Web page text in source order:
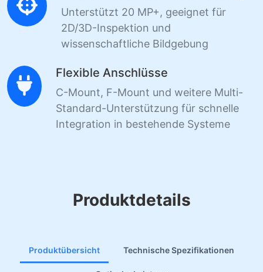
Unterstützt 20 MP+, geeignet für
2D/3D-Inspektion und
wissenschaftliche Bildgebung
Flexible Anschlüsse
C-Mount, F-Mount und weitere Multi-
Standard-Unterstützung für schnelle
Integration in bestehende Systeme
Produktdetails
Produktübersicht Technische Spezifikationen